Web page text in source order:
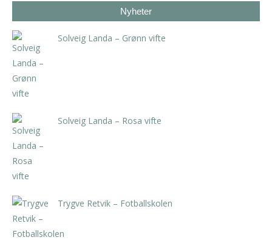
Nyheter
Solveig Landa – Grønn vifte
Solveig Landa – Rosa vifte
Trygve Retvik – Fotballskolen